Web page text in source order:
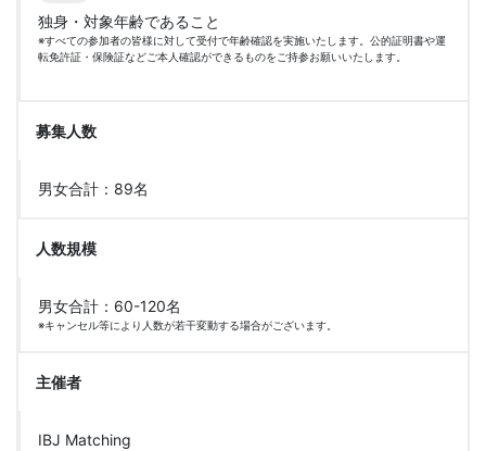
独身・対象年齢であること
※すべての参加者の皆様に対して受付で年齢確認を実施いたします。公的証明書や運
転免許証・保険証などご本人確認ができるものをご持参お願いいたします。
募集人数
男女合計：89名
人数規模
男女合計：60-120名
※キャンセル等により人数が若干変動する場合がございます。
主催者
IBJ Matching